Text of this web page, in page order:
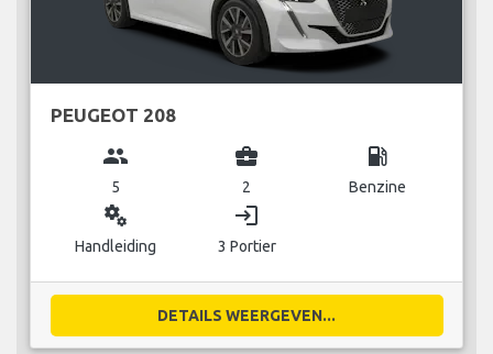
PEUGEOT 208
group
5
business_center
2
local_gas_station
Benzine
miscellaneous_services
Handleiding
login
3 Portier
DETAILS WEERGEVEN...